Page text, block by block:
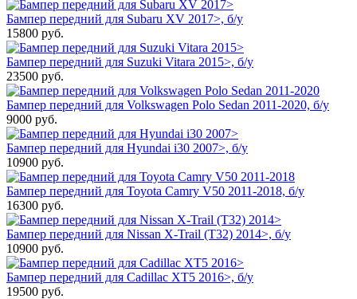
Бампер передний для Subaru XV 2017>, б/у
15800 руб.
Бампер передний для Suzuki Vitara 2015>, б/у
23500 руб.
Бампер передний для Volkswagen Polo Sedan 2011-2020, б/у
9000 руб.
Бампер передний для Hyundai i30 2007>, б/у
10900 руб.
Бампер передний для Toyota Camry V50 2011-2018, б/у
16300 руб.
Бампер передний для Nissan X-Trail (T32) 2014>, б/у
10900 руб.
Бампер передний для Cadillac XT5 2016>, б/у
19500 руб.